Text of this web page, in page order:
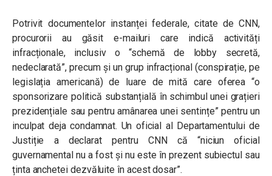
Potrivit documentelor instanței federale, citate de CNN,
procurorii au găsit e-mailuri care indică activități
infracționale, inclusiv o “schemă de lobby secretă,
nedeclarată”, precum și un grup infracțional (conspirație, pe
legislația americană) de luare de mită care oferea “o
sponsorizare politică substanțială în schimbul unei grațieri
prezidențiale sau pentru amânarea unei sentințe” pentru un
inculpat deja condamnat. Un oficial al Departamentului de
Justiție a declarat pentru CNN că “niciun oficial
guvernamental nu a fost și nu este în prezent subiectul sau
ținta anchetei dezvăluite în acest dosar”.